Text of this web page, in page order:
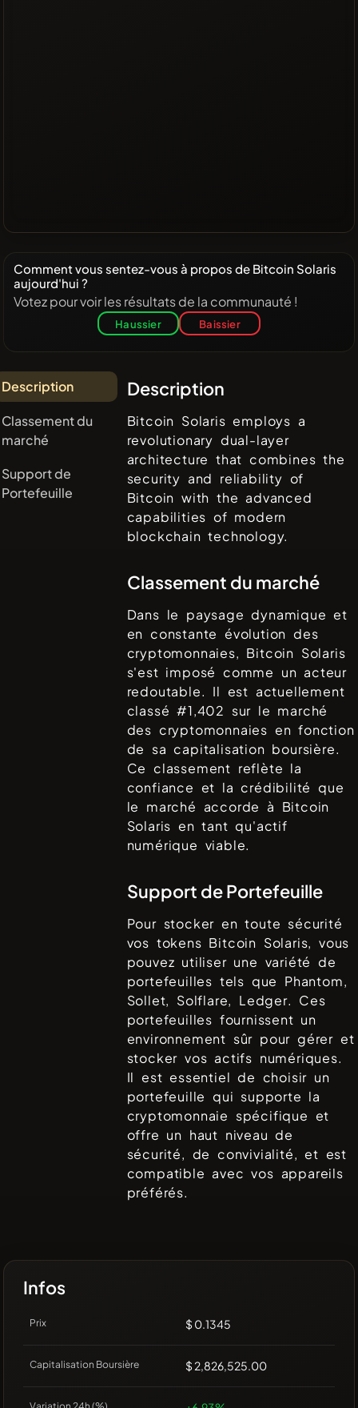
Comment vous sentez-vous à propos de Bitcoin Solaris
aujourd'hui ?
Votez pour voir les résultats de la communauté !
Haussier Baissier
Description
Classement du
marché
Support de
Portefeuille
Description
Bitcoin Solaris employs a
revolutionary dual-layer
architecture that combines the
security and reliability of
Bitcoin with the advanced
capabilities of modern
blockchain technology.
Classement du marché
Dans le paysage dynamique et
en constante évolution des
cryptomonnaies, Bitcoin Solaris
s'est imposé comme un acteur
redoutable. Il est actuellement
classé #1,402 sur le marché
des cryptomonnaies en fonction
de sa capitalisation boursière.
Ce classement reflète la
confiance et la crédibilité que
le marché accorde à Bitcoin
Solaris en tant qu'actif
numérique viable.
Support de Portefeuille
Pour stocker en toute sécurité
vos tokens Bitcoin Solaris, vous
pouvez utiliser une variété de
portefeuilles tels que Phantom,
Sollet, Solflare, Ledger. Ces
portefeuilles fournissent un
environnement sûr pour gérer et
stocker vos actifs numériques.
Il est essentiel de choisir un
portefeuille qui supporte la
cryptomonnaie spécifique et
offre un haut niveau de
sécurité, de convivialité, et est
compatible avec vos appareils
préférés.
Infos
Prix $ 0.1345
Capitalisation Boursière $ 2,826,525.00